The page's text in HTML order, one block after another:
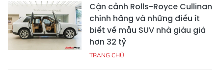
Cận cảnh Rolls-Royce Cullinan
chính hãng và những điều ít
biết về mẫu SUV nhà giàu giá
hơn 32 tỷ
TRANG CHỦ